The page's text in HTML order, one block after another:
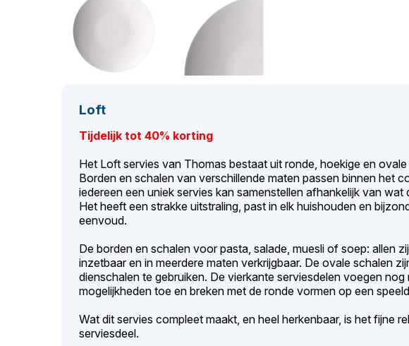
Loft
Tijdelijk tot 40% korting
Het Loft servies van Thomas bestaat uit ronde, hoekige en
Borden en schalen van verschillende maten passen binnen het
iedereen een uniek servies kan samenstellen afhankelijk van wat
Het heeft een strakke uitstraling, past in elk huishouden en
eenvoud.
De borden en schalen voor pasta, salade, muesli of soep: allen
inzetbaar en in meerdere maten verkrijgbaar. De ovale schalen
dienschalen te gebruiken. De vierkante serviesdelen voegen nog
mogelijkheden toe en breken met de ronde vormen op een
Wat dit servies compleet maakt, en heel herkenbaar, is het fijne
serviesdeel.